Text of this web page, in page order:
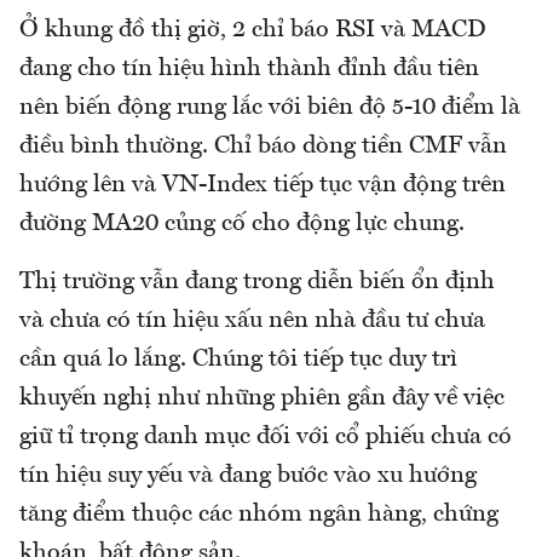
Ở khung đồ thị giờ, 2 chỉ báo RSI và MACD
đang cho tín hiệu hình thành đỉnh đầu tiên
nên biến động rung lắc với biên độ 5-10 điểm là
điều bình thường. Chỉ báo dòng tiền CMF vẫn
hướng lên và VN-Index tiếp tục vận động trên
đường MA20 củng cố cho động lực chung.
Thị trường vẫn đang trong diễn biến ổn định
và chưa có tín hiệu xấu nên nhà đầu tư chưa
cần quá lo lắng. Chúng tôi tiếp tục duy trì
khuyến nghị như những phiên gần đây về việc
giữ tỉ trọng danh mục đối với cổ phiếu chưa có
tín hiệu suy yếu và đang bước vào xu hướng
tăng điểm thuộc các nhóm ngân hàng, chứng